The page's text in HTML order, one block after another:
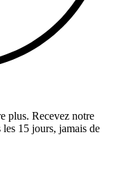
plus. Recevez notre
15 jours, jamais de